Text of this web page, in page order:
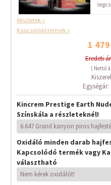
Részletek »
Kapcsolódó termék »
1
Eredeti
( Nettó
Kincrem Prestige Earth
Színskála a részleteknél!
Oxidáló minden darab
Kapcsolódó termék vagy
választható